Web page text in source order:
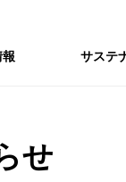
報 サステ
せ